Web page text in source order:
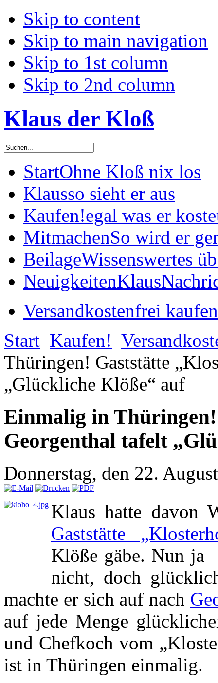
Skip to content
Skip to main navigation
Skip to 1st column
Skip to 2nd column
Klaus der Kloß
StartOhne Kloß nix los
Klausso sieht er aus
Kaufen!egal was er
MitmachenSo wird er
BeilageWissenswertes
Neuigkeiten
Versandkostenfrei kaufen
Start Kaufen!
Thüringen! Gaststätte
„Glückliche Klöße“ auf
Einmalig in
Georgenthal tafelt
Donnerstag, den 22.
Klaus hatte davon
Gaststätte
Klöße gäbe. Nun ja
nicht, doch
machte er sich auf nach
auf jede Menge
und Chefkoch vom
ist in Thüringen einmalig.